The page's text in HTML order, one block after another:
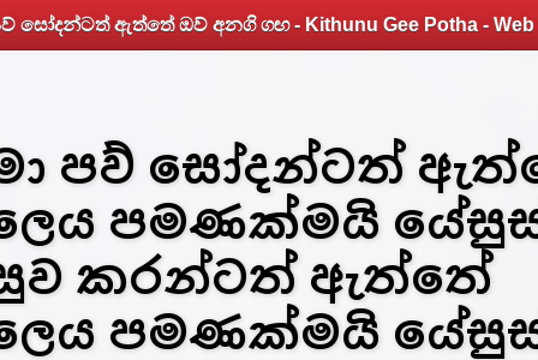
සෝදන්ටත් ඇත්තේ ඔව් අනගි ගඟ - Kithunu Gee Potha - Web
පව් සෝදන්ටත්
පමණක්මයි
කරන්ටත් ඇත්තේ
පමණක්මයි